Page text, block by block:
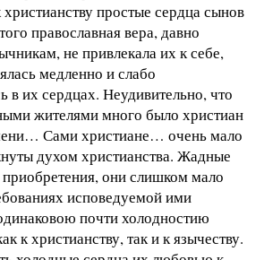
христианству простые сердца сынов
православная вера, давно
не привлекала их к себе,
медленно и слабо
в их сердцах. Неудивительно, что
жителями много было христиан
Сами христиане… очень мало
духом христианства. Жадные
они слишком мало
исповедуемой ими
почти холодностию
к христианству, так и к язычеству.